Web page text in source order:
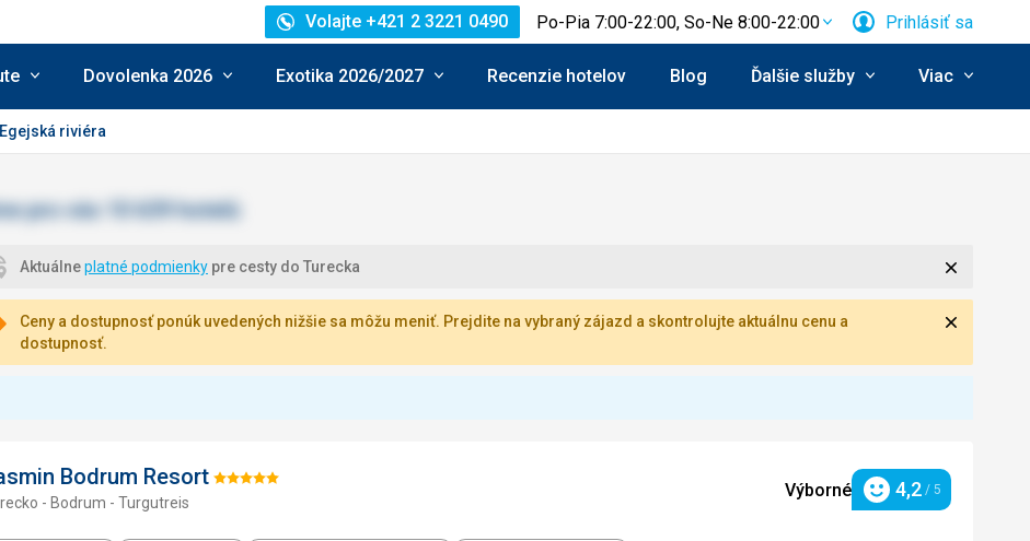
Volajte +421 2 3221 0490 Po-Pia 7:00-22:00, So-Ne 8:00-22:00 Prihlásiť sa
Dovolenka 2026 Exotika 2026/2027 Recenzie hotelov Blog Ďalšie služby Viac
Egejská riviéra
Aktuálneplatné podmienky pre cesty do Turecka
Ceny a dostupnosť ponúk uvedených nižšie sa môžu meniť. Prejdite na vybraný zájazd a skontrolujte aktuálnu cenu a
dostupnosť.
Bodrum Resort Hodnotenie:
- Bodrum - Turgutreis
Výborné Hodnotenie
4,2 / 5